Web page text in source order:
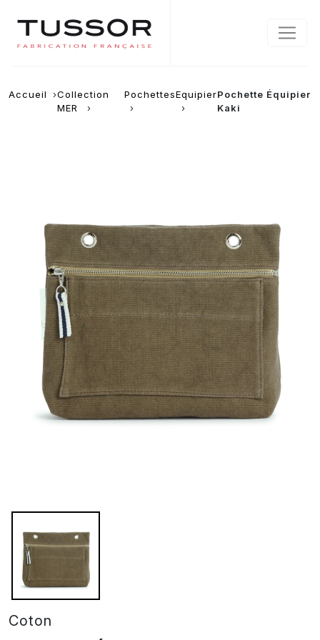
Accueil
Collection
MER
PochettesEquipierPochette Équipier
Kaki
Grande pochette modulable en coton kaki avec une poche
Coton